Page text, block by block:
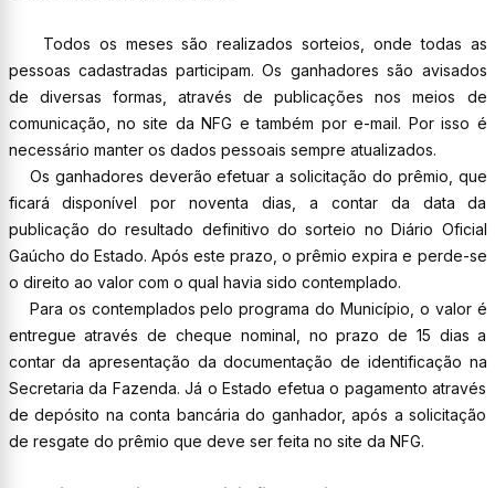
Todos os meses são realizados sorteios, onde todas as
pessoas cadastradas participam. Os ganhadores são avisados
de diversas formas, através de publicações nos meios de
comunicação, no site da NFG e também por e-mail. Por isso é
necessário manter os dados pessoais sempre atualizados.
Os ganhadores deverão efetuar a solicitação do prêmio, que
ficará disponível por noventa dias, a contar da data da
publicação do resultado definitivo do sorteio no Diário Oficial
Gaúcho do Estado. Após este prazo, o prêmio expira e perde-se
o direito ao valor com o qual havia sido contemplado.
Para os contemplados pelo programa do Município, o valor é
entregue através de cheque nominal, no prazo de 15 dias a
contar da apresentação da documentação de identificação na
Secretaria da Fazenda. Já o Estado efetua o pagamento através
de depósito na conta bancária do ganhador, após a solicitação
de resgate do prêmio que deve ser feita no site da NFG.